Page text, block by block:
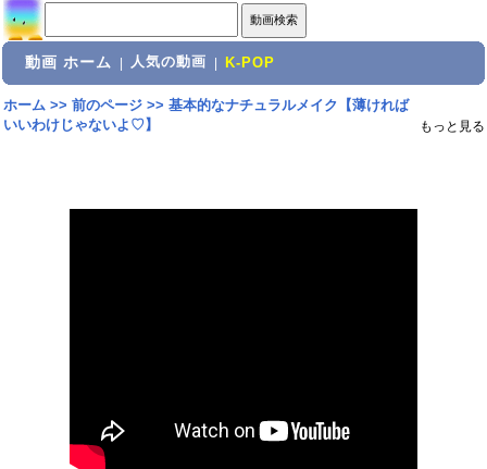
動画 ホーム 人気の動画 K-POP
ホーム>> 前のページ>> 基本的なナチュラルメイク【薄ければ
いいわけじゃないよ♡】
もっと見る